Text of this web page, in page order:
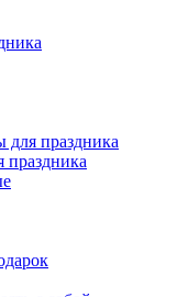
праздника
праздника